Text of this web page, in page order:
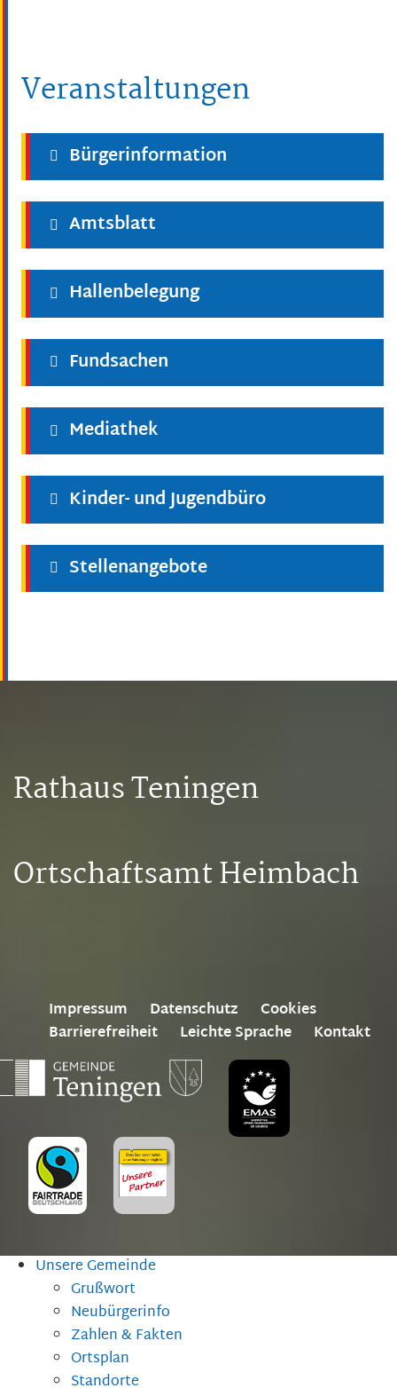
Veranstaltungen
Bürgerinformation
Amtsblatt
Hallenbelegung
Fundsachen
Mediathek
Kinder- und Jugendbüro
Stellenangebote
Rathaus Teningen
Ortschaftsamt Heimbach
Impressum Datenschutz
Cookies
Barrierefreiheit
Leichte Sprache Kontakt
Unsere Gemeinde
Grußwort
Neubürgerinfo
Zahlen & Fakten
Ortsplan
Standorte